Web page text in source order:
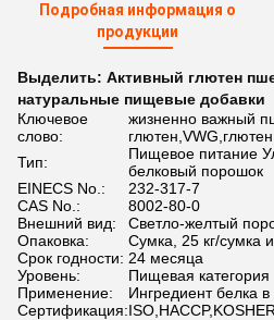
Подробная информация о
продукции
Выделить: Активный глютен
натуральные пищевые добавки
Ключевое
слово:
жизненно важный
глютен,VWG,глютен
Тип:
Пищевое питание
белковый порошок
EINECS No.:
232-317-7
CAS No.:
8002-80-0
Внешний вид:
Светло-желтый
Опаковка:
Сумка, 25 кг/сумка
Срок годности: 24 месяца
Уровень:
Пищевая категория
Применение:
Ингредиент белка
Сертификация:ISO,HACCP,KOSHER